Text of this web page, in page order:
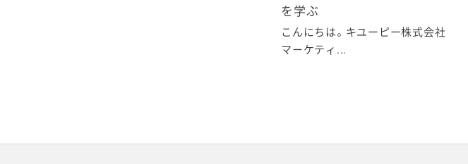
を学ぶ
こんにちは。キユーピー株式会社
マーケティ...